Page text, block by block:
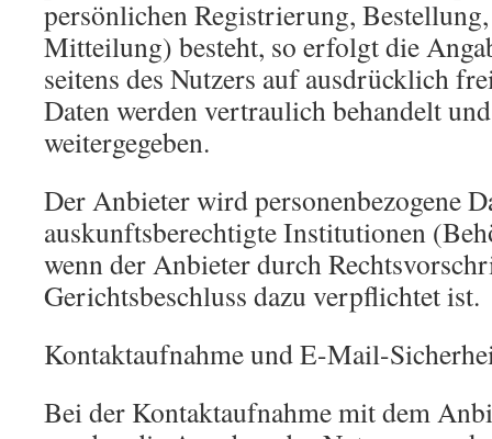
persönlichen Registrierung,
Mitteilung) besteht, so erfolgt die
seitens des Nutzers auf ausdrücklich
Daten werden vertraulich behandelt
weitergegeben.
Der Anbieter wird personenbezogene
auskunftsberechtigte Institutionen
wenn der Anbieter durch
Gerichtsbeschluss dazu verpflichtet ist.
Kontaktaufnahme und E-Mail-
Bei der Kontaktaufnahme mit dem